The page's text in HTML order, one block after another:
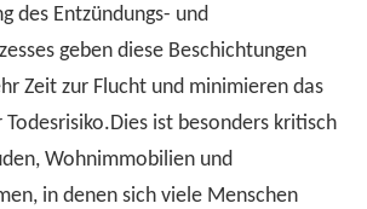
des Entzündungs- und
geben diese Beschichtungen
Zeit zur Flucht und minimieren das
ist besonders kritisch
Wohnimmobilien und
in denen sich viele Menschen